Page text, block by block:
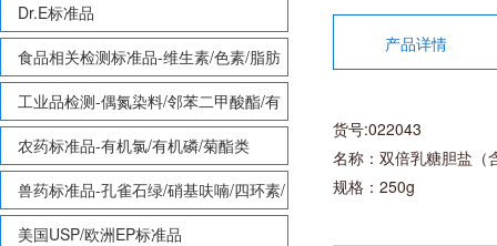
Dr.E标准品
食品相关检测标准品-维生素/色素/脂肪
酸甲酯等
工业品检测-偶氮染料/邻苯二甲酸酯/有
机锡/多溴联苯/多溴联苯醚/多氯联苯
农药标准品-有机氯/有机磷/菊酯类
兽药标准品-孔雀石绿/硝基呋喃/四环素/
磺胺等
美国USP/欧洲EP标准品
产品详情
货号:022043
名称：双倍乳糖胆盐（
规格：250g